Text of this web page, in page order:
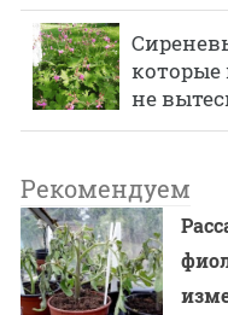
не
Рекомендуем